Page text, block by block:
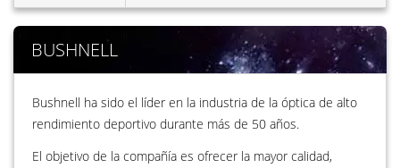
BUSHNELL
Bushnell ha sido el líder en la industria de la óptica de alto
rendimiento deportivo durante más de 50 años.
El objetivo de la compañía es ofrecer la mayor calidad,